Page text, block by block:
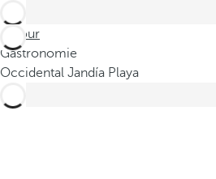
Retour
Gastronomie
Occidental Jandía Playa